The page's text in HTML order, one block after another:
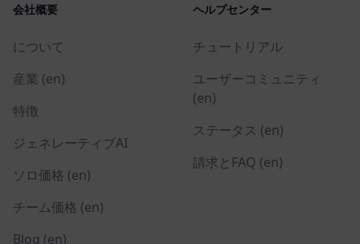
会社概要
について
産業 (en)
特徴
ジェネレーティブAI
ソロ価格 (en)
チーム価格 (en)
Blog (en)
ヘルプセンター
チュートリアル
ユーザーコミュニティ
(en)
ステータス (en)
請求とFAQ (en)